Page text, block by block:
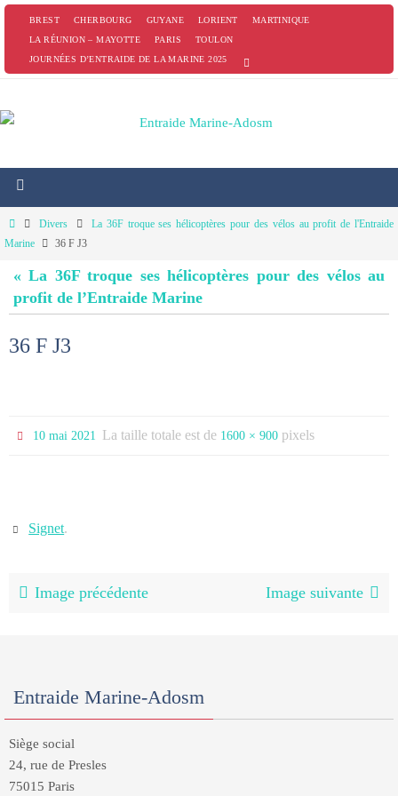
PasserBREST CHERBOURG GUYANE LORIENT
MARTINIQUE
LA RÉUNION – MAYOTTE
PARIS
TOULON
JOURNÉES D’ENTRAIDE DE LA MARINE 2025
HomeDivers
La 36F troque ses hélicoptères pour des vélos au profit de l'Entraide
Marine
36 F J3
« La 36F troque ses hélicoptères pour des vélos au
profit de l’Entraide Marine
36 F J3
10 mai 2021 La taille totale est de 1600 × 900 pixels
Signet.
Image précédente Image suivante
Entraide Marine-Adosm
Siège social
24, rue de Presles
75015 Paris